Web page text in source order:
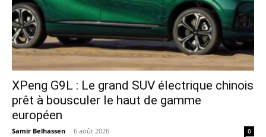
XPeng G9L : Le grand SUV électrique chinois
prêt à bousculer le haut de gamme
européen
Samir Belhassen - 6 août 2026 0